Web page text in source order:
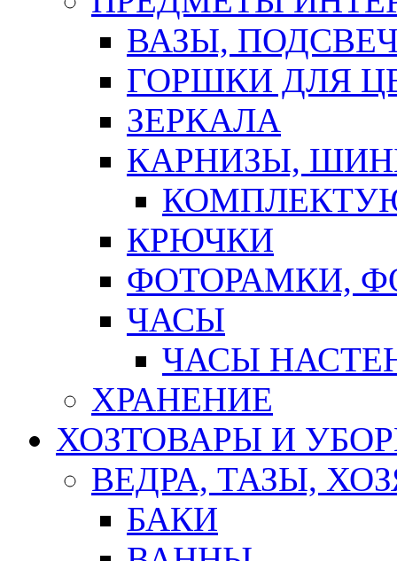
ВАЗЫ,
ГОРШКИ ДЛЯ
ЗЕРКАЛА
КАРНИЗЫ,
КРЮЧКИ
ФОТОРАМКИ,
ЧАСЫ
ЧАСЫ
ХРАНЕНИЕ
ХОЗТОВАРЫ И
ВЕДРА, ТАЗЫ,
БАКИ